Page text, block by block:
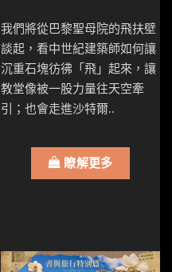
我們將從巴黎聖母院的飛扶壁
談起，看中世紀建築師如何讓
沉重石塊彷彿「飛」起來，讓
教堂像被一股力量往天空牽
引；也會走進沙特爾..
瞭解更多